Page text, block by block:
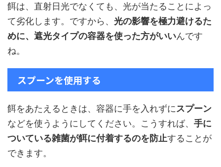
餌は、直射日光でなくても、光が当たることによっ
て劣化します。ですから、 光の影響を極力避けるた
めに、遮光タイプの容器を使った方がいいんです
ね。
スプーンを使用する
餌をあたえるときは、容器に手を入れずにスプーン
などを使うようにしてください。こうすれば、 手に
ついている雑菌が餌に付着するのを防止することが
できます。